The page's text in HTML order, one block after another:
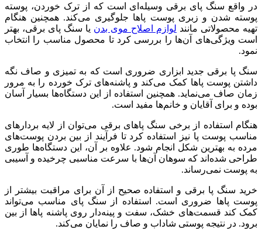
در واقع سنگ پای برقی وسیله‌ای است که از ترک خوردن، پوسته
پوسته شدن و زبری پوست پاها جلوگیری می‌کند. همچنین هنگام
تهیه محصولاتی مانند لوازم اصلاح موی بدن یا سنگ پای برقی، بهتر
است ویژگی‌های آن‌ها را بررسی کرد تا محصول مناسب را انتخاب
نمود.
سنگ پا برقی جدید ابزاری ضروری است که به تمیزی و صاف نگه
داشتن پوست پاها کمک می‌کند و پاشنه‌های ترک خورده را به مرور
زمان صاف می‌نماید. همچنین استفاده از این دستگاه‌ها بسیار آسان
بوده و برای آقایان و خانم‌ها مفید است.
هنگام استفاده از برخی سنگ پاهای برقی می‌توان از لایه بردار‌های
مناسب پوست پا نیز استفاده کرد تا فرآیند از بین بردن پوست‌های
مرده به بهترین شکل انجام شود. علاوه بر آن، این دستگاه‌ها طوری
طراحی شده‌اند که سوهان آن‌ها با سرعت مناسبی چرخیده و آسیبی
به پوست نمی‌رساند.
خرید سنگ پا برقی و استفاده صحیح از آن برای مراقبت بیشتر از
پوست پاها ضروری است. استفاده از سنگ پای مناسب می‌تواند
کمک کند قسمت‌های خشک، سفت و پینه‌دار روی پاشنه پاها از بین
برود. در نتیجه پوستی شاداب و صاف را نمایان می‌کند.